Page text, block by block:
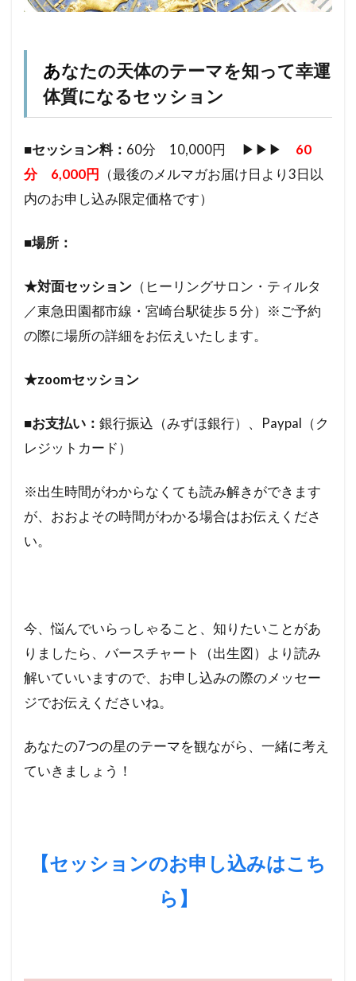
あなたの天体のテーマを知って幸運
体質になるセッション
■セッション料： 60分 10,000円 ▶︎▶︎▶︎ 60
分 6,000円 （最後のメルマガお届け日より3日以
内のお申し込み限定価格です）
■場所：
★対面セッション （ヒーリングサロン・ティルタ
／東急田園都市線・宮崎台駅徒歩５分）※ご予約
の際に場所の詳細をお伝えいたします。
★zoomセッション
■お支払い： 銀行振込（みずほ銀行）、Paypal（ク
レジットカード）
※出生時間がわからなくても読み解きができます
が、おおよその時間がわかる場合はお伝えくださ
い。
今、悩んでいらっしゃること、知りたいことがあ
りましたら、バースチャート（出生図）より読み
解いていいますので、お申し込みの際のメッセー
ジでお伝えくださいね。
あなたの7つの星のテーマを観ながら、一緒に考え
ていきましょう！
【セッションのお申し込みはこち
ら 】